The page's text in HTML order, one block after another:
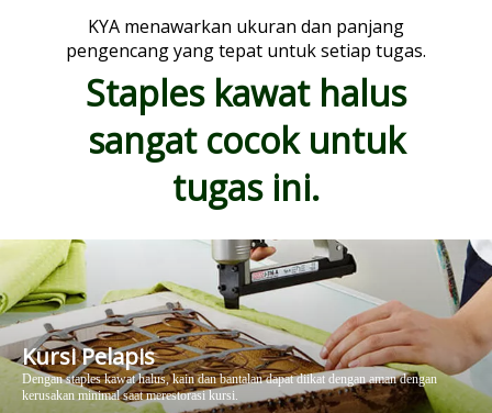
KYA menawarkan ukuran dan panjang
pengencang yang tepat untuk setiap tugas.
Staples kawat halus
sangat cocok untuk
tugas ini.
Kursi Pelapis
Dengan staples kawat halus, kain dan bantalan dapat diikat dengan aman dengan
kerusakan minimal saat merestorasi kursi.